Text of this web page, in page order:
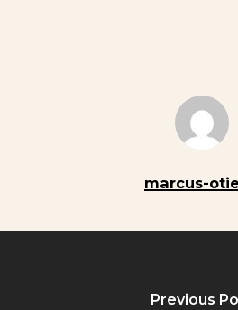
marcus-
Previous